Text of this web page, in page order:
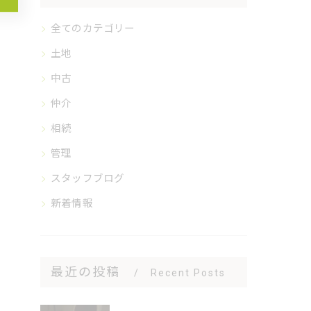
全てのカテゴリー
土地
中古
仲介
相続
管理
スタッフブログ
新着情報
最近の投稿 Recent Posts